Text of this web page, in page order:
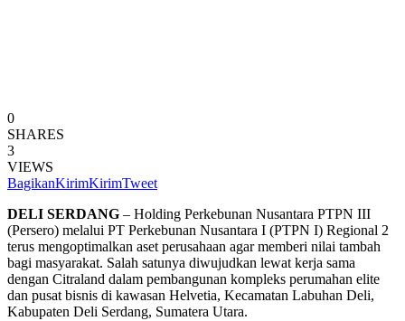
0
SHARES
3
VIEWS
BagikanKirimKirimTweet
DELI SERDANG – Holding Perkebunan Nusantara PTPN III
(Persero) melalui PT Perkebunan Nusantara I (PTPN I) Regional 2
terus mengoptimalkan aset perusahaan agar memberi nilai tambah
bagi masyarakat. Salah satunya diwujudkan lewat kerja sama
dengan Citraland dalam pembangunan kompleks perumahan elite
dan pusat bisnis di kawasan Helvetia, Kecamatan Labuhan Deli,
Kabupaten Deli Serdang, Sumatera Utara.